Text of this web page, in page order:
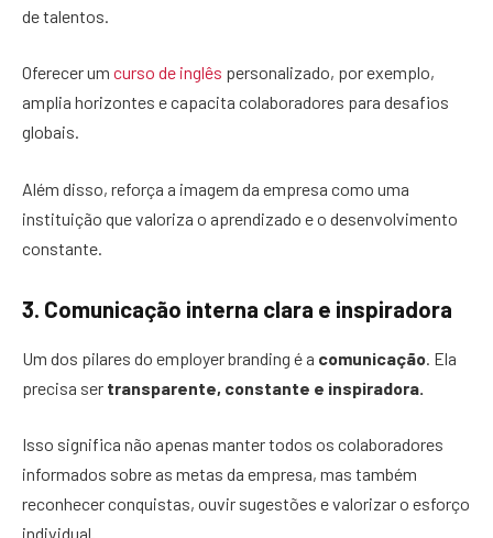
de talentos.
Oferecer um curso de inglês personalizado, por exemplo,
amplia horizontes e capacita colaboradores para desafios
globais.
Além disso, reforça a imagem da empresa como uma
instituição que valoriza o aprendizado e o desenvolvimento
constante.
3. Comunicação interna clara e inspiradora
Um dos pilares do employer branding é a comunicação . Ela
precisa ser transparente, constante e inspiradora.
Isso significa não apenas manter todos os colaboradores
informados sobre as metas da empresa, mas também
reconhecer conquistas, ouvir sugestões e valorizar o esforço
individual.